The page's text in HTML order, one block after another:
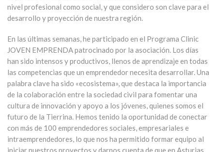
nivel profesional como social, y que considero son clave para el
desarrollo y proyección de nuestra región.
En las últimas semanas, he participado en el Programa Clinic
JOVEN EMPRENDA patrocinado por la asociación. Los días
han sido intensos y productivos, llenos de aprendizaje en todas
las competencias que un emprendedor necesita desarrollar. Una
palabra clave ha sido «ecosistema», que destaca la importancia
de la colaboración entre la sociedad civil para fomentar una
cultura de innovación y apoyo a los jóvenes, quienes somos el
futuro de la Tierrina. Hemos tenido la oportunidad de conectar
con más de 100 emprendedores sociales, empresariales e
intraemprendedores, lo que nos ha permitido formar equipo al
iniciar nuestros proyectos y darnos cuenta de que en Asturias